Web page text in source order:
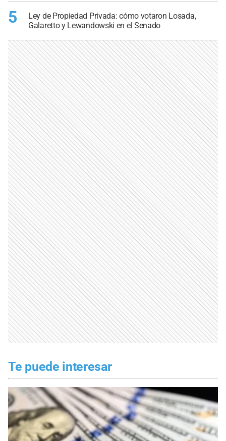
5
Ley de Propiedad Privada: cómo votaron Losada,
Galaretto y Lewandowski en el Senado
Te puede interesar